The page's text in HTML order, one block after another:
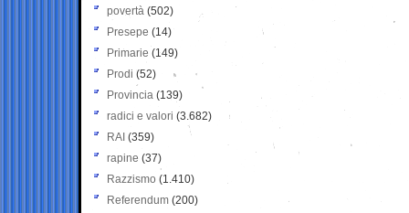
povertà (502)
Presepe (14)
Primarie (149)
Prodi (52)
Provincia (139)
radici e valori (3.682)
RAI (359)
rapine (37)
Razzismo (1.410)
Referendum (200)